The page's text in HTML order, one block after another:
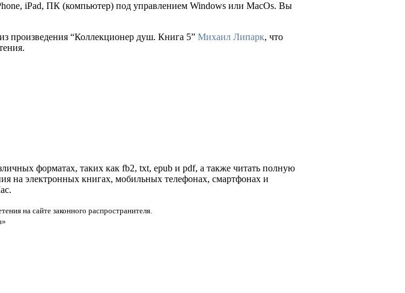
iPad, ПК (компьютер) под управлением Windows или MacOs. Вы
произведения “Коллекционер душ. Книга 5” Михаил Липарк, что
форматах, таких как fb2, txt, epub и pdf, а также читать полную
на электронных книгах, мобильных телефонах, смартфонах и
на сайте законного распространителя.